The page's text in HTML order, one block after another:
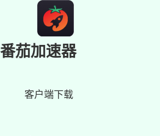
番茄加速器
客户端下载